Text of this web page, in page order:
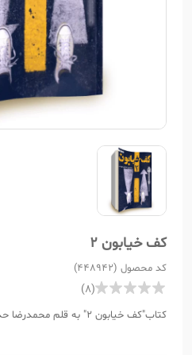
کف خیابون 2
کد محصول (448942)
(8)
کتاب"کف خیابون 2" به قلم محمدرضا حدادپور جهرمی